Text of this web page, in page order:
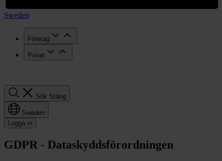
Sweden
Företag
Privat
Sök Stäng
Sweden
Logga in
GDPR - Dataskyddsförordningen